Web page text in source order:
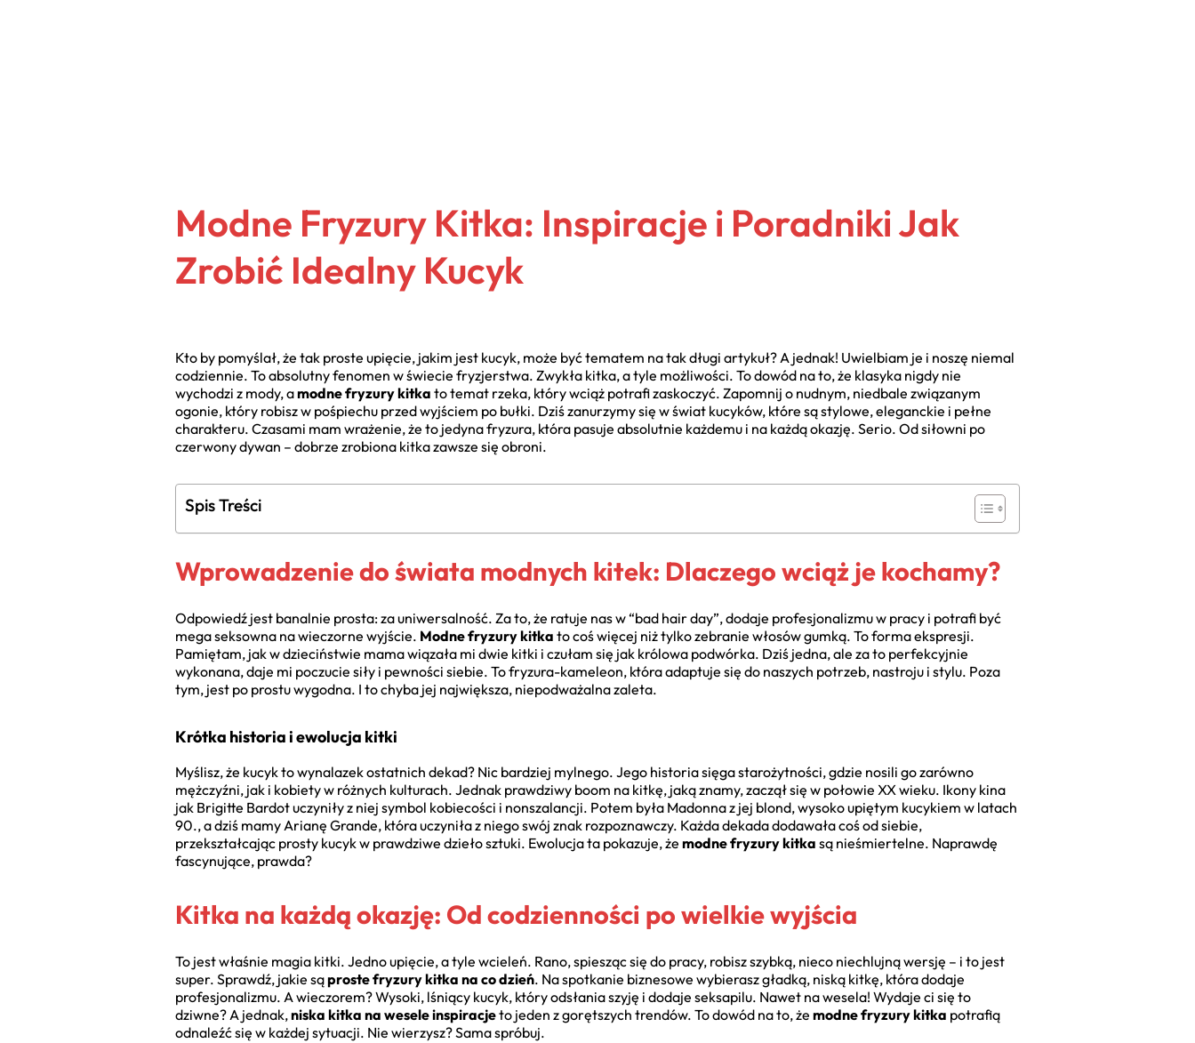
Modne Fryzury Kitka: Inspiracje i Poradniki Jak
Zrobić Idealny Kucyk
Kto by pomyślał, że tak proste upięcie, jakim jest kucyk, może być tematem na tak długi artykuł? A jednak! Uwielbiam je i noszę niemal
codziennie. To absolutny fenomen w świecie fryzjerstwa. Zwykła kitka, a tyle możliwości. To dowód na to, że klasyka nigdy nie
wychodzi z mody, amodne fryzury kitka to temat rzeka, który wciąż potrafi zaskoczyć. Zapomnij o nudnym, niedbale związanym
ogonie, który robisz w pośpiechu przed wyjściem po bułki. Dziś zanurzymy się w świat kucyków, które są stylowe, eleganckie i pełne
charakteru. Czasami mam wrażenie, że to jedyna fryzura, która pasuje absolutnie każdemu i na każdą okazję. Serio. Od siłowni po
czerwony dywan – dobrze zrobiona kitka zawsze się obroni.
Spis Treści
Wprowadzenie do świata modnych kitek: Dlaczego wciąż je kochamy?
Odpowiedź jest banalnie prosta: za uniwersalność. Za to, że ratuje nas w “bad hair day”, dodaje profesjonalizmu w pracy i potrafi być
mega seksowna na wieczorne wyjście. Modne fryzury kitka to coś więcej niż tylko zebranie włosów gumką. To forma ekspresji.
Pamiętam, jak w dzieciństwie mama wiązała mi dwie kitki i czułam się jak królowa podwórka. Dziś jedna, ale za to perfekcyjnie
wykonana, daje mi poczucie siły i pewności siebie. To fryzura-kameleon, która adaptuje się do naszych potrzeb, nastroju i stylu. Poza
tym, jest po prostu wygodna. I to chyba jej największa, niepodważalna zaleta.
Krótka historia i ewolucja kitki
Myślisz, że kucyk to wynalazek ostatnich dekad? Nic bardziej mylnego. Jego historia sięga starożytności, gdzie nosili go zarówno
mężczyźni, jak i kobiety w różnych kulturach. Jednak prawdziwy boom na kitkę, jaką znamy, zaczął się w połowie XX wieku. Ikony kina
jak Brigitte Bardot uczyniły z niej symbol kobiecości i nonszalancji. Potem była Madonna z jej blond, wysoko upiętym kucykiem w latach
90., a dziś mamy Arianę Grande, która uczyniła z niego swój znak rozpoznawczy. Każda dekada dodawała coś od siebie,
przekształcając prosty kucyk w prawdziwe dzieło sztuki. Ewolucja ta pokazuje, że modne fryzury kitka są nieśmiertelne. Naprawdę
fascynujące, prawda?
Kitka na każdą okazję: Od codzienności po wielkie wyjścia
To jest właśnie magia kitki. Jedno upięcie, a tyle wcieleń. Rano, spiesząc się do pracy, robisz szybką, nieco niechlujną wersję – i to jest
super. Sprawdź, jakie sąproste fryzury kitka na co dzień. Na spotkanie biznesowe wybierasz gładką, niską kitkę, która dodaje
profesjonalizmu. A wieczorem? Wysoki, lśniący kucyk, który odsłania szyję i dodaje seksapilu. Nawet na wesela! Wydaje ci się to
dziwne? A jednak,niska kitka na wesele inspiracjeto jeden z gorętszych trendów. To dowód na to, że modne fryzury kitka potrafią
odnaleźć się w każdej sytuacji. Nie wierzysz? Sama spróbuj.